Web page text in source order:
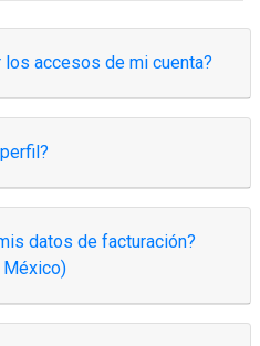
accesos de mi cuenta?
datos de facturación?
México)